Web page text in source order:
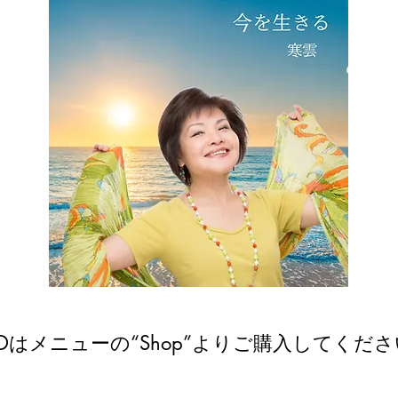
はメニューの“Shop”よりご購入してくだ